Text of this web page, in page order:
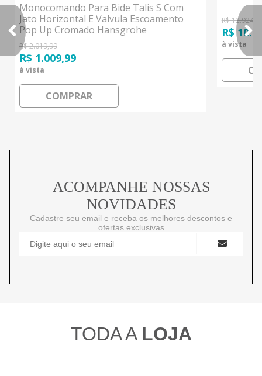
Monocomando Para Bide Talis S Com
Jato Horizontal E Valvula Escoamento
Pop Up Cromado Hansgrohe
R$ 2.019,99
R$ 1.009,99
à vista
COMPRAR
R$
R$
à vista
ACOMPANHE NOSSAS
NOVIDADES
Cadastre seu email e receba os melhores descontos e
ofertas exclusivas
TODA A LOJA